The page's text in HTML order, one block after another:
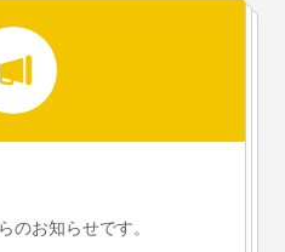
のお知らせです。